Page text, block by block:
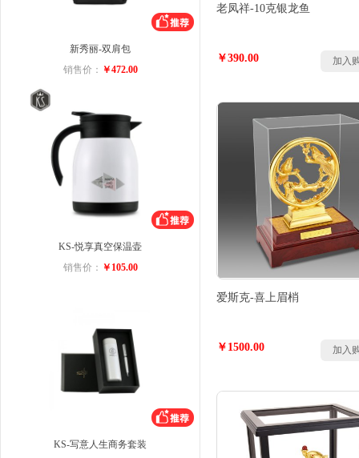
新秀丽-双肩包
销售价： ￥472.00
KS-悦享真空保温壶
销售价： ￥105.00
KS-写意人生商务套装
老凤祥-10克银龙鱼
￥390.00 加入
爱斯克-喜上眉梢
￥1500.00 加入